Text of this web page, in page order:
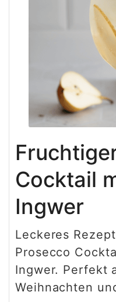
Cocktail
Ingwer
Leckeres
Prosecco
Ingwer. Perfekt
Weihnachten